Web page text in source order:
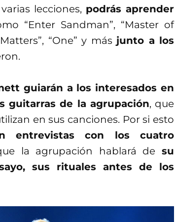
lecciones, podrás aprender
“Enter Sandman”, “Master of
“One” y más junto a los
guiarán a los interesados en
guitarras de la agrupación, que
en sus canciones. Por si esto
entrevistas con los cuatro
la agrupación hablará desu
sus rituales antes de los